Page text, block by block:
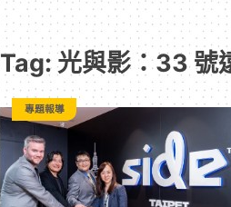
Tag: 光與影：33 號
專題報導